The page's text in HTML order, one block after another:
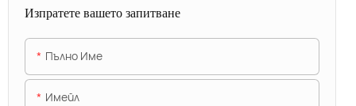
Изпратете вашето запитване
Пълно Име
Имейл